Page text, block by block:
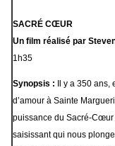
SACRÉ CŒUR
Un film réalisé par
1h35
Synopsis : Il y a 350
d’amour à Sainte
puissance du Sacré-Cœur
saisissant qui nous